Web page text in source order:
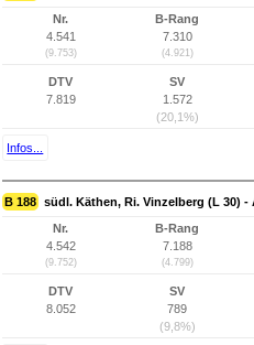
Nr.
4.541
(9.753)
B-Rang
7.310
(4.921)
DTV
7.819
SV
1.572
(20,1%)
Infos...
B 188 südl. Käthen, Ri. Vinzelberg (L 30) -
Nr.
4.542
(9.752)
B-Rang
7.188
(4.799)
DTV
8.052
SV
789
(9,8%)